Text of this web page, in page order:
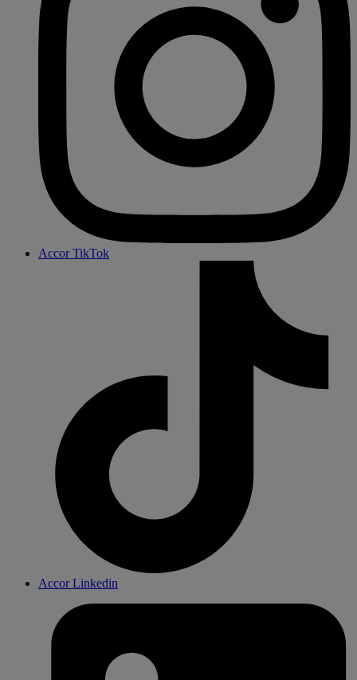
Accor TikTok
Accor Linkedin